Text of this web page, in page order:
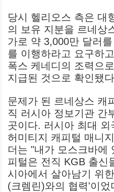
당시 헬리오스 측은 대
의 보유 지분을 르네상
가로 약 3,000만 달러
를 이행하라고 요구하
폭스 케네디의 조력으
지급된 것으로 확인됐
문제가 된 르네상스 캐
직 러시아 정보기관 간
곳이다. 러시아 최대 외
허미티지 캐피털 매니
더는 "내가 모스크바에
피털은 전직 KGB 출신
시아에서 살아남기 위
(크렘린)와의 협력'이었